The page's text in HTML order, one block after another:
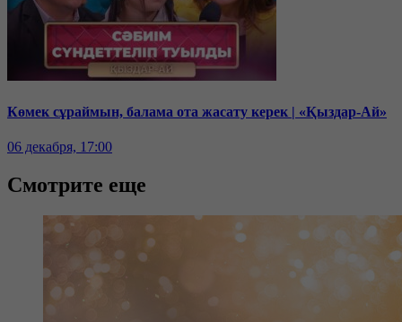
Көмек сұраймын, балама ота жасату керек | «Қыздар-Ай»
06 декабря, 17:00
Смотрите еще